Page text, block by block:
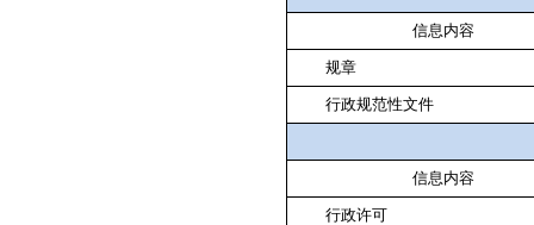
信息内容
规章
行政规范性文件
信息内容
行政许可